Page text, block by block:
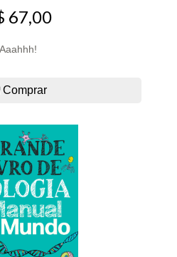
67,00
Aaahhh!
Comprar